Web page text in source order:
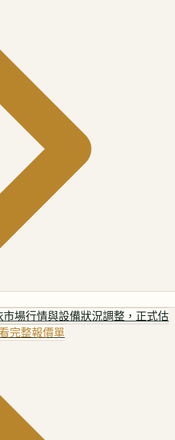
場行情與設備狀況調整，正式估
完整報價單